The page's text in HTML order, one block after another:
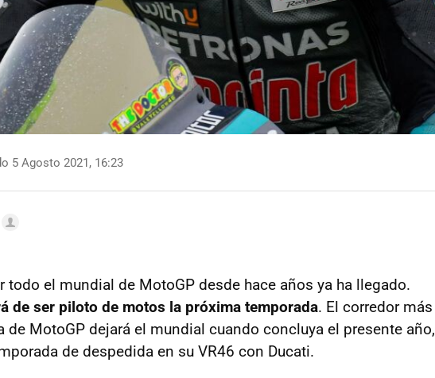
5 Agosto 2021, 16:23
todo el mundial de MotoGP desde hace años ya ha llegado.
de ser piloto de motos la próxima temporada. El corredor más
de MotoGP dejará el mundial cuando concluya el presente año,
de despedida en su VR46 con Ducati.